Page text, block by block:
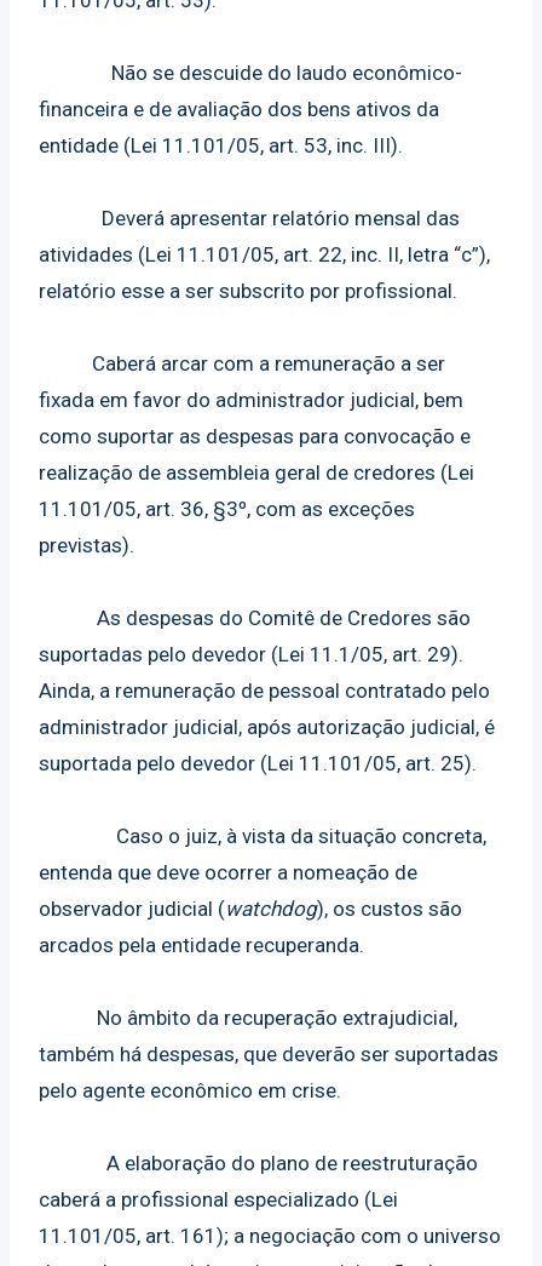
Não se descuide do laudo econômico-
financeira e de avaliação dos bens ativos da
entidade (Lei 11.101/05, art. 53, inc. III).
Deverá apresentar relatório mensal das
atividades (Lei 11.101/05, art. 22, inc. II, letra “c”),
relatório esse a ser subscrito por profissional.
Caberá arcar com a remuneração a ser
fixada em favor do administrador judicial, bem
como suportar as despesas para convocação e
realização de assembleia geral de credores (Lei
11.101/05, art. 36, §3º, com as exceções
previstas).
As despesas do Comitê de Credores são
suportadas pelo devedor (Lei 11.1/05, art. 29).
Ainda, a remuneração de pessoal contratado pelo
administrador judicial, após autorização judicial, é
suportada pelo devedor (Lei 11.101/05, art. 25).
Caso o juiz, à vista da situação concreta,
entenda que deve ocorrer a nomeação de
observador judicial (watchdog), os custos são
arcados pela entidade recuperanda.
No âmbito da recuperação extrajudicial,
também há despesas, que deverão ser suportadas
pelo agente econômico em crise.
A elaboração do plano de reestruturação
caberá a profissional especializado (Lei
11.101/05, art. 161); a negociação com o universo